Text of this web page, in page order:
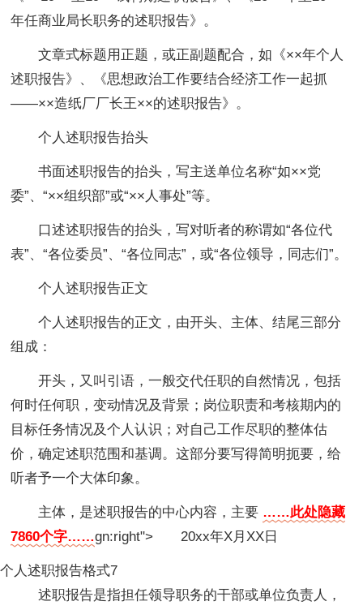
年任商业局长职务的述职报告》。
文章式标题用正题，或正副题配合，如《××年个人
述职报告》、《思想政治工作要结合经济工作一起抓
——××造纸厂厂长王××的述职报告》。
个人述职报告抬头
书面述职报告的抬头，写主送单位名称“如××党
委”、“××组织部”或“××人事处”等。
口述述职报告的抬头，写对听者的称谓如“各位代
表”、“各位委员”、“各位同志”，或“各位领导，同志们”。
个人述职报告正文
个人述职报告的正文，由开头、主体、结尾三部分
组成：
开头，又叫引语，一般交代任职的自然情况，包括
何时任何职，变动情况及背景；岗位职责和考核期内的
目标任务情况及个人认识；对自己工作尽职的整体估
价，确定述职范围和基调。这部分要写得简明扼要，给
听者予一个大体印象。
主体，是述职报告的中心内容，主要 ……此处隐藏
7860个字……gn:right"> 20xx年X月XX日
个人述职报告格式7
述职报告是指担任领导职务的干部或单位负责人，